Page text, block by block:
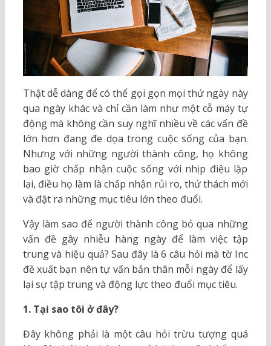
Thật dễ dàng để có thể gọi gọn mọi thứ ngày này
qua ngày khác và chỉ cần làm như một cỗ máy tự
động mà không cần suy nghĩ nhiều về các vấn đề
lớn hơn đang đe dọa trong cuộc sống của bạn.
Nhưng với những người thành công, họ không
bao giờ chấp nhận cuộc sống với nhịp điệu lặp
lại, điều họ làm là chấp nhận rủi ro, thử thách mới
và đặt ra những mục tiêu lớn theo đuổi.
Vậy làm sao để người thành công bỏ qua những
vấn đề gây nhiễu hàng ngày để làm việc tập
trung và hiệu quả? Sau đây là 6 câu hỏi mà tờ Inc
đề xuất bạn nên tự vấn bản thân mỗi ngày để lấy
lại sự tập trung và động lực theo đuổi mục tiêu.
1. Tại sao tôi ở đây?
Đây không phải là một câu hỏi trừu tượng quá